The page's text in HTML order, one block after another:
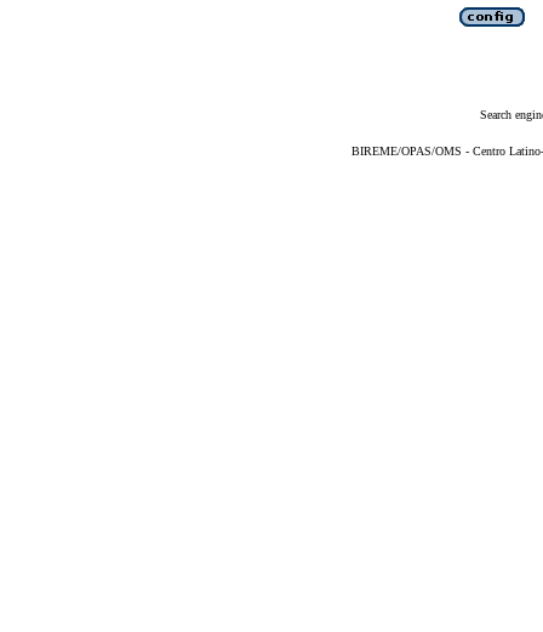
Search
BIREME/OPAS/OMS - Centro Latino-